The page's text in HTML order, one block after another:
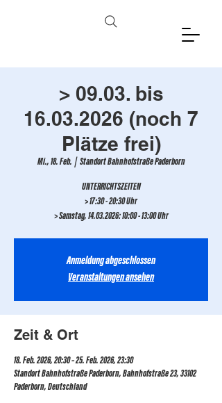
> 09.03. bis
16.03.2026 (noch 7
Plätze frei)
Mi., 18. Feb.
  |
Standort Bahnhofstraße Paderborn
UNTERRICHTSZEITEN
> 17:30 - 20:30 Uhr
> Samstag, 14.03.2026: 10:00 - 13:00 Uhr
Anmeldung abgeschlossen
Veranstaltungen ansehen
Zeit & Ort
18. Feb. 2026, 20:30 – 25. Feb. 2026, 23:30
Standort Bahnhofstraße Paderborn, Bahnhofstraße 23, 33102
Paderborn, Deutschland